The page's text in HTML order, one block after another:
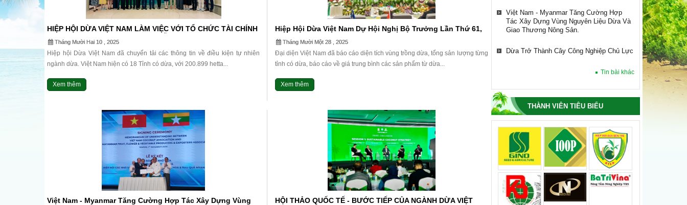
HIỆP HỘI DỪA VIỆT NAM LÀM VIỆC VỚI TỔ CHỨC TÀI CHÍNH
QUỐC TẾ IFC VỀ XÂY DỰNG CHUỖI CUNG ỨNG NGÀNH
DỪA.
Tháng Mười Hai 10 , 2025
Hiệp hội Dừa Việt Nam đã chuyển tải các thông tin về điều kiện tự nhiên
ngành dừa. Việt Nam hiện có 18 Tỉnh có dừa, với 200.899 hetta...
Xem thêm
Hiệp Hội Dừa Việt Nam Dự Hội Nghị Bộ Trưởng Lần Thứ 61,
Cộng Đồng Dừa Quốc Tế (international Coconut Community
– ICC)
Tháng Mười Một 28 , 2025
Đại diện Việt Nam đã báo cáo diện tích vùng trồng dừa, tổng sản lượng từng
tỉnh có dừa, báo cáo về giá trung bình các sản phẩm từ dừa...
Xem thêm
Việt Nam - Myanmar Tăng Cường Hợp Tác Xây Dựng Vùng
HỘI THẢO QUỐC TẾ - BƯỚC TIẾP CỦA NGÀNH DỪA VIỆT
Dừa Trở Thành Cây Công Nghiệp Chủ Lực
HIỆP HỘI DỪA VIỆT NAM LÀM VIỆC VỚI
XÂY DỰNG CHUỖI CUNG ỨNG NGÀNH
Trưởng Lần Thứ 61, Cộng Đồng Dừa Quốc
Tế (international Coconut Community –
ICC)
Việt Nam - Myanmar Tăng Cường Hợp
Tác Xây Dựng Vùng Nguyên Liệu Dừa Và
Giao Thương Nông Sản.
Dừa Trở Thành Cây Công Nghiệp Chủ Lực
Tin bài khác
THÀNH VIÊN TIÊU BIỂU